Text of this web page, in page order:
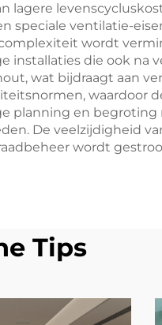
ventilatie-
wordt
die ook na
wat bijdraagt aan
waardoor
planning en
De veelzijdigheid
wordt
Tips